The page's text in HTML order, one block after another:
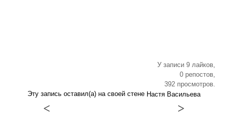
У записи 9 лайков,
0 репостов,
392 просмотров.
Эту запись оставил(а) на своей стене Настя Васильева
< >